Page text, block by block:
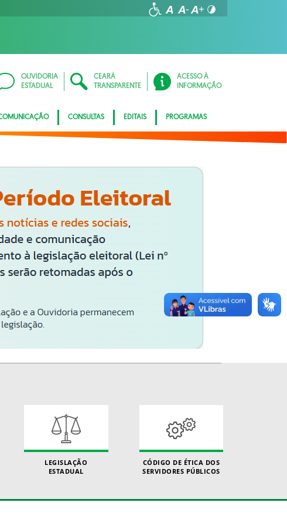
OUVIDORIA
ESTADUAL
CEARÁ
TRANSPARENTE
ACESSO À
INFORMAÇÃO
CONSULTAS EDITAIS PROGRAMAS
LEGISLAÇÃO
ESTADUAL
CÓDIGO DE ÉTICA DOS
SERVIDORES PÚBLICOS